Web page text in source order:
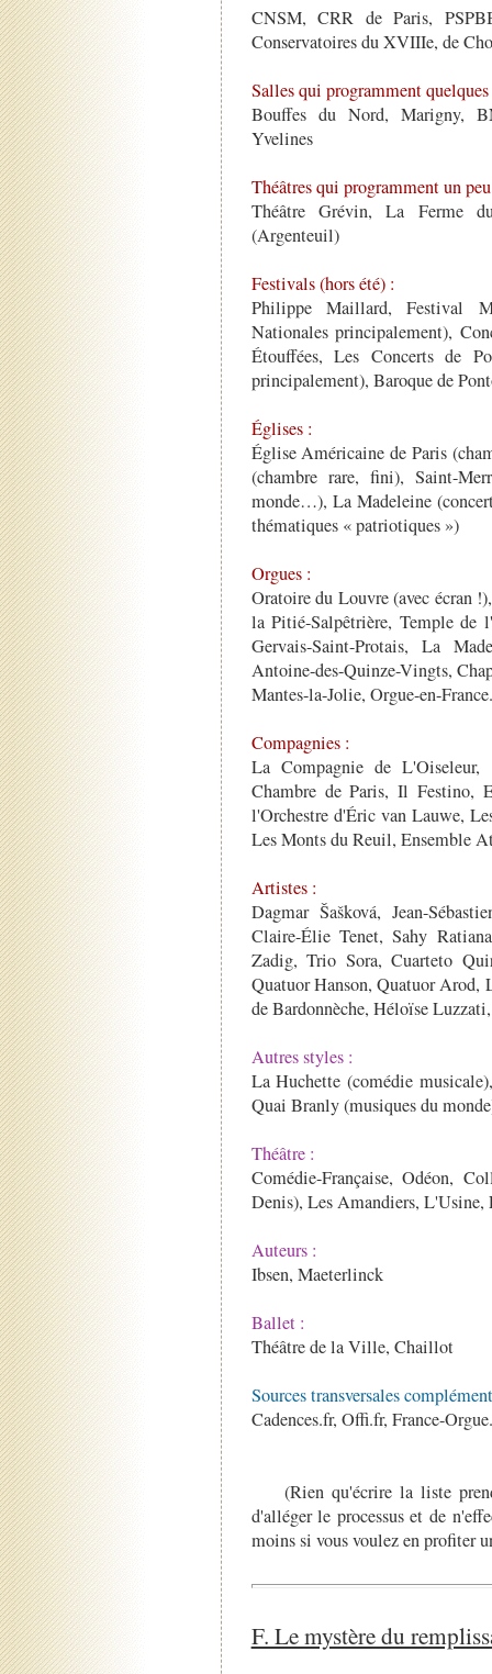
CNSM, CRR de Paris,
Conservatoires du XVIIIe, de
Salles qui programment quelques
Bouffes du Nord, Marigny,
Yvelines
Théâtres qui programment un
Théâtre Grévin, La Ferme
(Argenteuil)
Festivals (hors été) :
Philippe Maillard, Festival
Nationales principalement),
Étouffées, Les Concerts de
principalement), Baroque de
Églises :
Église Américaine de Paris
(chambre rare, fini), Saint-
monde…), La Madeleine
thématiques « patriotiques »)
Orgues :
Oratoire du Louvre (avec écran
la Pitié-Salpêtrière, Temple de
Gervais-Saint-Protais, La
Antoine-des-Quinze-Vingts,
Mantes-la-Jolie, Orgue-en-
Compagnies :
La Compagnie de L'Oiseleur,
Chambre de Paris, Il Festino,
l'Orchestre d'Éric van Lauwe,
Les Monts du Reuil, Ensemble
Artistes :
Dagmar Šašková, Jean-
Claire-Élie Tenet, Sahy
Zadig, Trio Sora, Cuarteto
Quatuor Hanson, Quatuor Arod,
de Bardonnèche, Héloïse
Autres styles :
La Huchette (comédie
Quai Branly (musiques du
Théâtre :
Comédie-Française, Odéon,
Denis), Les Amandiers, L'Usine,
Auteurs :
Ibsen, Maeterlinck
Ballet :
Théâtre de la Ville, Chaillot
Sources transversales
Cadences.fr, Offi.fr, France-
(Rien qu'écrire la liste
d'alléger le processus et de
moins si vous voulez en profiter
F. Le mystère du